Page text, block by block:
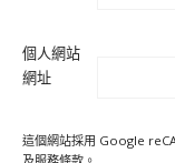
個人網站
網址
這個網站採用 Google